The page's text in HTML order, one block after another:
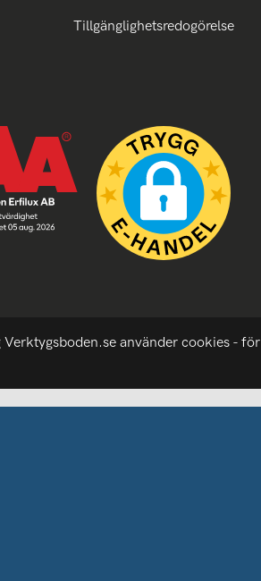
Tillgänglighetsredogörelse
använder cookies - för